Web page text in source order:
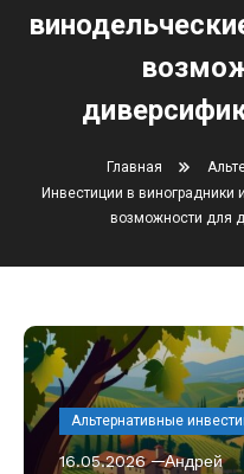
Главная
Инвестиции в виноградники
возможности для
Альтернативные
16.05.2026 Андрей